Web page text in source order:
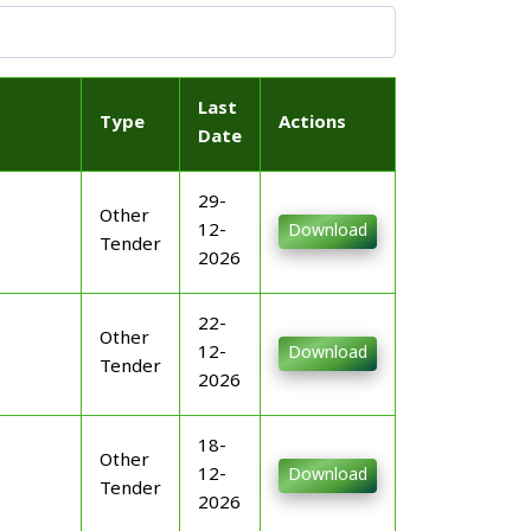
Type
Last
Date
Actions
Other
Tender
29-
12-
2026
Download
Other
Tender
22-
12-
2026
Download
Other
Tender
18-
12-
2026
Download